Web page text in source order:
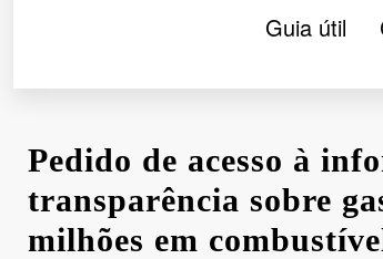
Guia útil
Pedido de acesso à
transparência sobre
milhões em